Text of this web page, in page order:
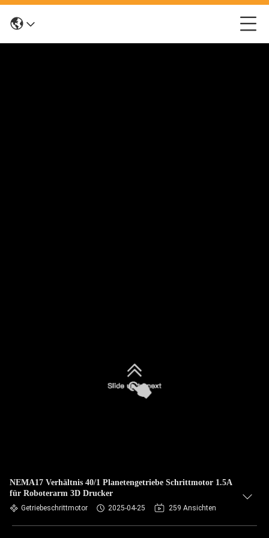
NEMA17 Verhältnis 40/1 Planetengetriebe Schrittmotor 1.5A
für Roboterarm 3D Drucker
Getriebeschrittmotor 2025-04-25 259 Ansichten